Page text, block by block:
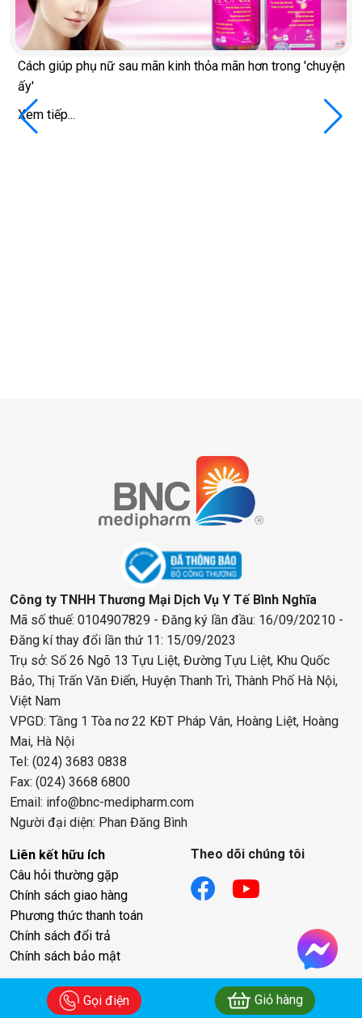
Cách giúp phụ nữ sau mãn kinh thỏa mãn hơn trong 'chuyện
ấy'
Xem tiếp...
Gọi điện Giỏ hàng
Công ty TNHH Thương Mại Dịch Vụ Y Tế Bình Nghĩa
Mã số thuế: 0104907829 - Đăng ký lần đầu: 16/09/20210 -
Đăng kí thay đổi lần thứ 11: 15/09/2023
Trụ sở: Số 26 Ngõ 13 Tựu Liệt, Đường Tựu Liệt, Khu Quốc
Bảo, Thị Trấn Văn Điển, Huyện Thanh Trì, Thành Phố Hà Nội,
Việt Nam
VPGD: Tầng 1 Tòa nơ 22 KĐT Pháp Vân, Hoàng Liệt, Hoàng
Mai, Hà Nội
Tel: (024) 3683 0838
Fax: (024) 3668 6800
Email: info@bnc-medipharm.com
Người đại diện: Phan Đăng Bình
Liên kết hữu ích
Câu hỏi thường gặp
Chính sách giao hàng
Phương thức thanh toán
Chính sách đổi trả
Chính sách bảo mật
Theo dõi chúng tôi